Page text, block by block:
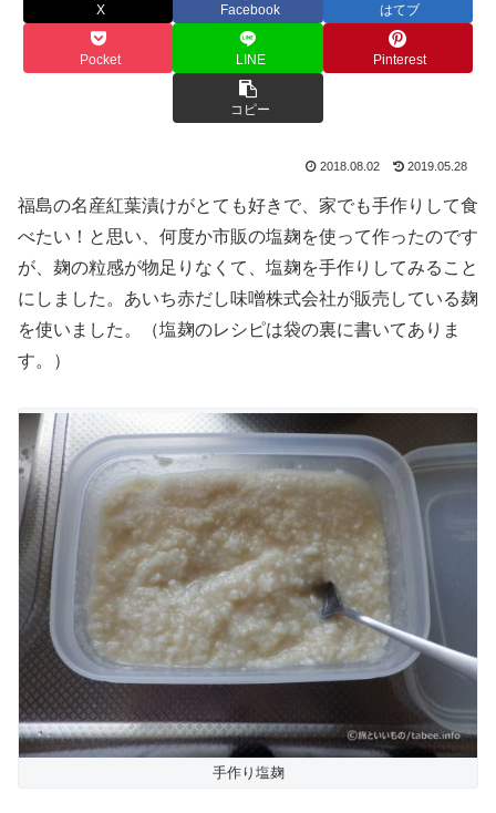
X Facebook はてブ
Pocket LINE Pinterest
コピー
2018.08.02 2019.05.28
福島の名産紅葉漬けがとても好きで、家でも手作りして食
べたい！と思い、何度か市販の塩麹を使って作ったのです
が、麹の粒感が物足りなくて、塩麹を手作りしてみること
にしました。あいち赤だし味噌株式会社が販売している麹
を使いました。（塩麹のレシピは袋の裏に書いてありま
す。）
手作り塩麹